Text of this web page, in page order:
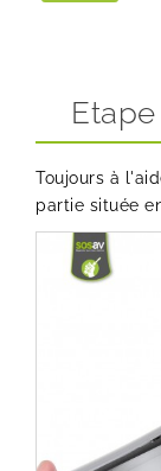
Etape
Toujours à
partie située